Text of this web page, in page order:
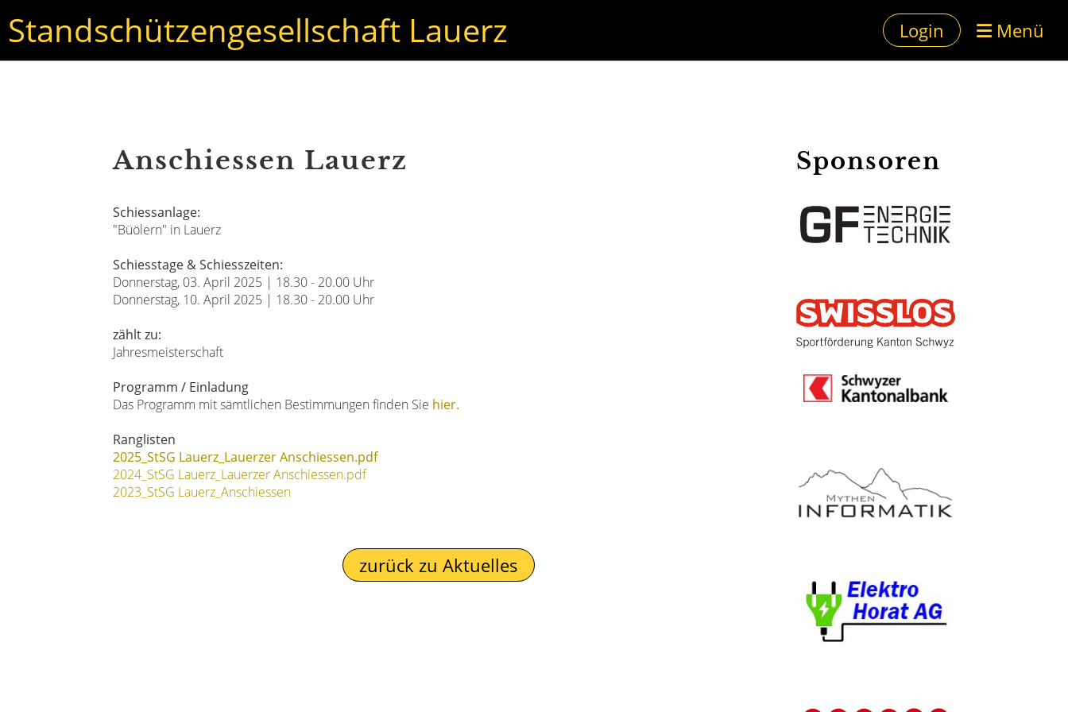
Standschützengesellschaft Lauerz Login Menü
Anschiessen Lauerz
Schiessanlage:
"Büölern" in Lauerz
Schiesstage & Schiesszeiten:
Donnerstag, 03. April 2025 | 18.30 - 20.00 Uhr
Donnerstag, 10. April 2025 | 18.30 - 20.00 Uhr
zählt zu:
Jahresmeisterschaft
Programm / Einladung
Das Programm mit sämtlichen Bestimmungen finden Sie hier.
Ranglisten
2025_StSG Lauerz_Lauerzer Anschiessen.pdf
2024_StSG Lauerz_Lauerzer Anschiessen.pdf
2023_StSG Lauerz_Anschiessen
zurück zu Aktuelles
Sponsoren